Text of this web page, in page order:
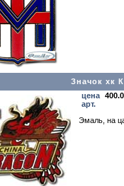
Значок хк
цена
арт.
Эмаль, на